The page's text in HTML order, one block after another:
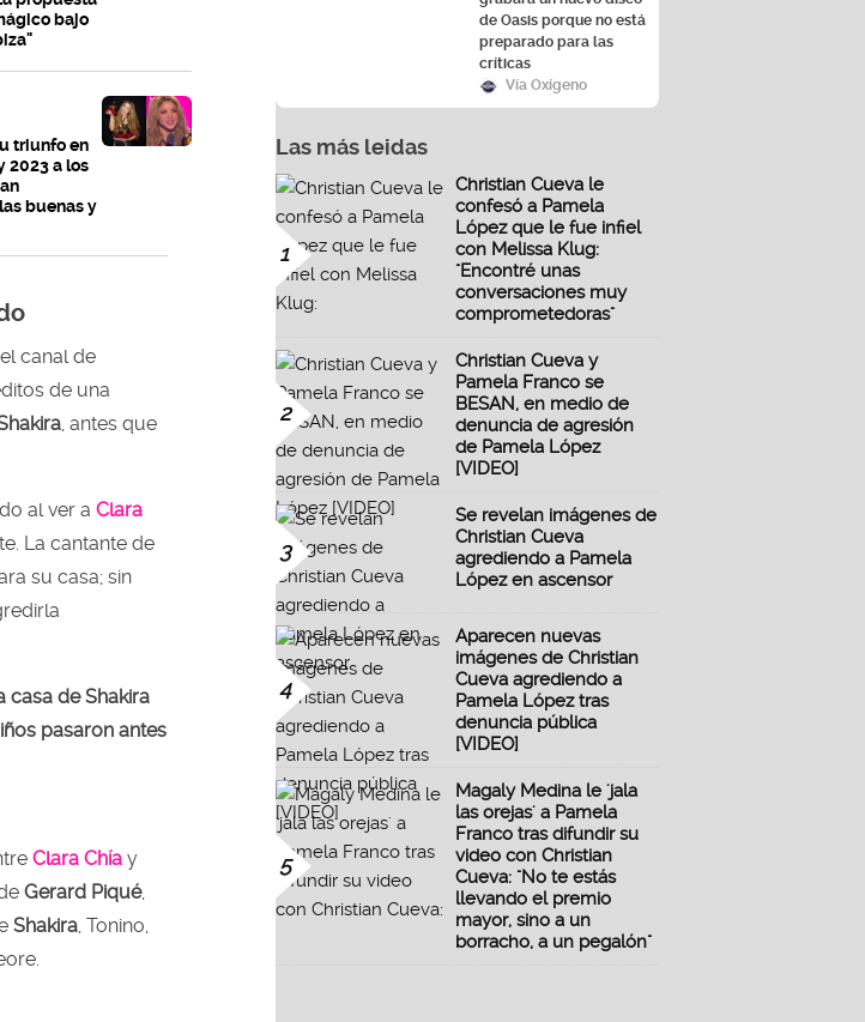
bajo
triunfo en
2023 a los
buenas y
canal de
de una
, antes que
al ver a Clara
La cantante de
su casa; sin
casa de Shakira
pasaron antes
Clara Chía y
Gerard Piqué,
Shakira , Tonino,
de Oasis porque no está
preparado para las
críticas
Vía Oxígeno
Las más leidas
1
Christian Cueva le
confesó a Pamela
López que le fue infiel
con Melissa Klug:
"Encontré unas
conversaciones muy
comprometedoras"
2
Christian Cueva y
Pamela Franco se
BESAN, en medio de
denuncia de agresión
de Pamela López
[VIDEO]
3
Se revelan imágenes de
Christian Cueva
agrediendo a Pamela
López en ascensor
4
Aparecen nuevas
imágenes de Christian
Cueva agrediendo a
Pamela López tras
denuncia pública
[VIDEO]
5
Magaly Medina le 'jala
las orejas' a Pamela
Franco tras difundir su
video con Christian
Cueva: "No te estás
llevando el premio
mayor, sino a un
borracho, a un pegalón"